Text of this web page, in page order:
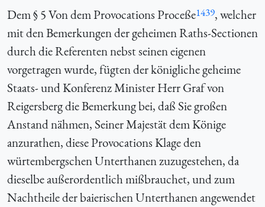
Dem § 5 Von dem Provocations Proceße1439, welcher
mit den Bemerkungen der geheimen Raths-Sectionen
durch die Referenten nebst seinen eigenen
vorgetragen wurde, fügten der königliche geheime
Staats- und Konferenz Minister Herr Graf von
Reigersberg die Bemerkung bei, daß Sie großen
Anstand nähmen, Seiner Majestät dem Könige
anzurathen, diese Provocations Klage den
würtembergschen Unterthanen zuzugestehen, da
dieselbe außerordentlich mißbrauchet, und zum
Nachtheile der baierischen Unterthanen angewendet